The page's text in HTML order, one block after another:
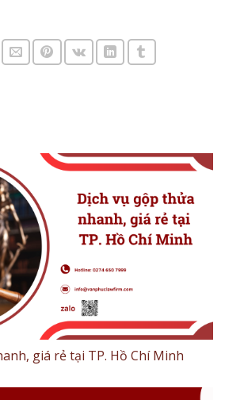
giá rẻ tại TP. Hồ Chí Minh